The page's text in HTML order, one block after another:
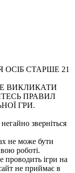
СТАРШЕ 21
ВИКЛИКАТИ
ПРАВИЛ
ГРИ.
зверніться
не може бути
роботі.
проводить ігри на
не приймає в